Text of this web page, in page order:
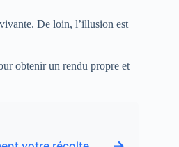
De loin, l’illusion est
obtenir un rendu propre et